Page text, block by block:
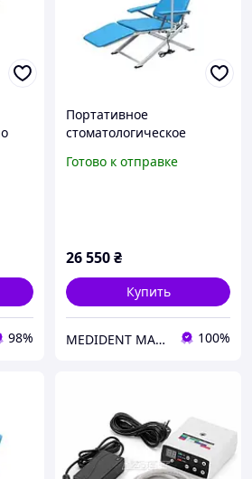
98%
Портативное
стоматологическое
сумкой для
Готово к отправке
26 550₴
Купить
MEDIDENT MAPKET - Твій надійний постачальник медичного та стоматологічного обладнання 100%